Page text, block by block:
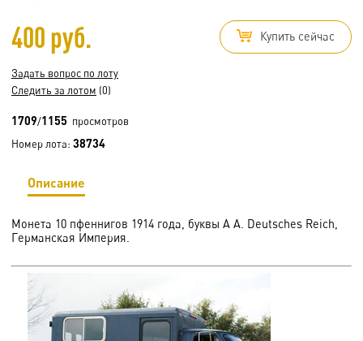
400 руб. Купить сейчас
Задать вопрос по лоту
Следить за лотом (0)
1709/1155 просмотров
Номер лота: 38734
Описание
Монета 10 пфеннигов 1914 года, буквы A A. Deutsches Reich,
Германская Империя.